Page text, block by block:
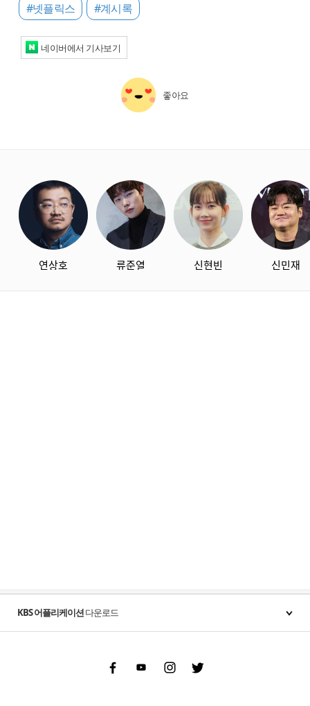
#넷플릭스 #계시록
네이버에서 기사보기
좋아요
연상호 류준열 신현빈 신민재
KBS 어플리케이션다운로드
FacebookYoutubeInstgram Twitter